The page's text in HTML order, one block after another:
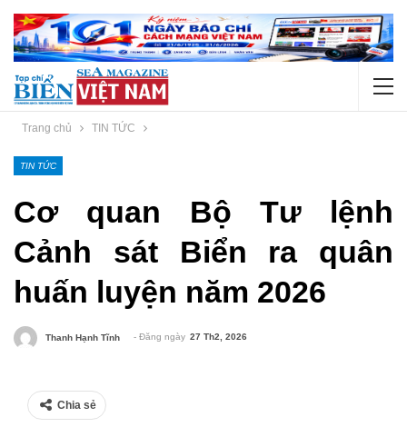
Trang chủ TIN TỨC
TIN TỨC
Cơ quan Bộ Tư lệnh
Cảnh sát Biển ra quân
huấn luyện năm 2026
Thanh Hạnh Tĩnh - Đăng ngày 27 Th2, 2026
Chia sẻ